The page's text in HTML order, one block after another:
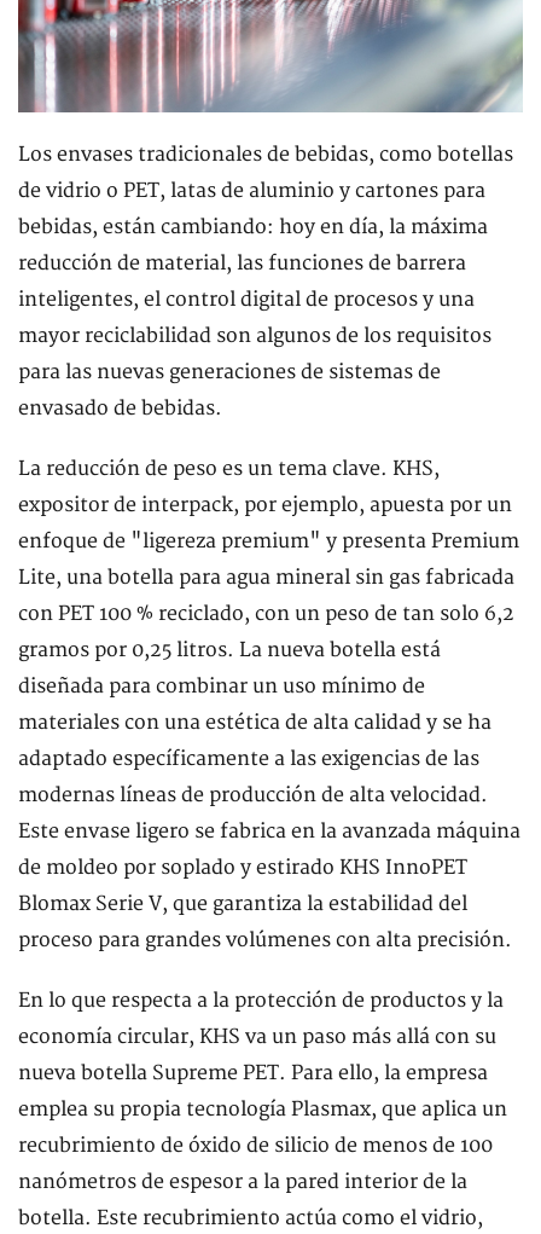
Los envases tradicionales de bebidas, como botellas
de vidrio o PET, latas de aluminio y cartones para
bebidas, están cambiando: hoy en día, la máxima
reducción de material, las funciones de barrera
inteligentes, el control digital de procesos y una
mayor reciclabilidad son algunos de los requisitos
para las nuevas generaciones de sistemas de
envasado de bebidas.
La reducción de peso es un tema clave. KHS,
expositor de interpack, por ejemplo, apuesta por un
enfoque de "ligereza premium" y presenta Premium
Lite, una botella para agua mineral sin gas fabricada
con PET 100 % reciclado, con un peso de tan solo 6,2
gramos por 0,25 litros. La nueva botella está
diseñada para combinar un uso mínimo de
materiales con una estética de alta calidad y se ha
adaptado específicamente a las exigencias de las
modernas líneas de producción de alta velocidad.
Este envase ligero se fabrica en la avanzada máquina
de moldeo por soplado y estirado KHS InnoPET
Blomax Serie V, que garantiza la estabilidad del
proceso para grandes volúmenes con alta precisión.
En lo que respecta a la protección de productos y la
economía circular, KHS va un paso más allá con su
nueva botella Supreme PET. Para ello, la empresa
emplea su propia tecnología Plasmax, que aplica un
recubrimiento de óxido de silicio de menos de 100
nanómetros de espesor a la pared interior de la
botella. Este recubrimiento actúa como el vidrio,